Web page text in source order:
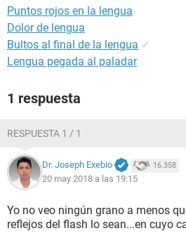
Puntos rojos en la lengua
Dolor de lengua
Bultos al final de la lengua ✓
Lengua pegada al paladar
1 respuesta
RESPUESTA 1 / 1
Dr. Joseph Exebio 16.358
20 may 2018 a las 19:15
Yo no veo ningún grano a menos
reflejos del flash lo sean...en cuyo